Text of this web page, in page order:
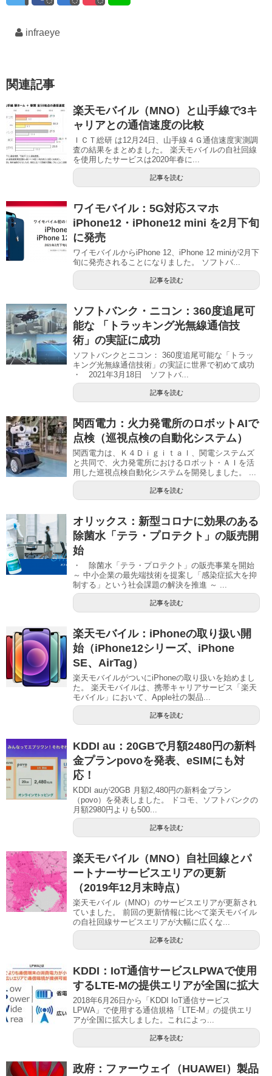
infraeye
関連記事
楽天モバイル（MNO）と山手線で3キ
ャリアとの通信速度の比較
ＩＣＴ総研 は12月24日、山手線４Ｇ通信速度実測調
査の結果をまとめました。 楽天モバイルの自社回線
を使用したサービスは2020年春に...
記事を読む
ワイモバイル：5G対応スマホ
iPhone12・iPhone12 mini を2月下旬
に発売
ワイモバイルからiPhone 12、iPhone 12 miniが2月下
旬に発売されることになりました。 ソフトバ...
記事を読む
ソフトバンク・ニコン：360度追尾可
能な 「トラッキング光無線通信技
術」の実証に成功
ソフトバンクとニコン： 360度追尾可能な「トラッ
キング光無線通信技術」の実証に世界で初めて成功
・ 2021年3月18日 ソフトバ...
記事を読む
関西電力：火力発電所のロボットAIで
点検（巡視点検の自動化システム）
関西電力は、Ｋ４Ｄｉｇｉｔａｌ、関電システムズ
と共同で、火力発電所におけるロボット・ＡＩを活
用した巡視点検自動化システムを開発しました。 ...
記事を読む
オリックス：新型コロナに効果のある
除菌水「テラ・プロテクト」の販売開
始
・ 除菌水「テラ・プロテクト」の販売事業を開始
～ 中小企業の最先端技術を提案し「感染症拡大を抑
制する」という社会課題の解決を推進 ～ ...
記事を読む
楽天モバイル：iPhoneの取り扱い開
始（iPhone12シリーズ、iPhone
SE、AirTag）
楽天モバイルがついにiPhoneの取り扱いを始めまし
た。 楽天モバイルは、携帯キャリアサービス「楽天
モバイル」において、Apple社の製品...
記事を読む
KDDI au：20GBで月額2480円の新料
金プランpovoを発表、eSIMにも対
応！
KDDI auが20GB 月額2,480円の新料金プラン
（povo）を発表しました。 ドコモ、ソフトバンクの
月額2980円よりも500...
記事を読む
楽天モバイル（MNO）自社回線とパ
ートナーサービスエリアの更新
（2019年12月末時点）
楽天モバイル（MNO）のサービスエリアが更新され
ていました。 前回の更新情報に比べて楽天モバイル
の自社回線サービスエリアが大幅に広くな...
記事を読む
KDDI：IoT通信サービスLPWAで使用
するLTE-Mの提供エリアが全国に拡大
2018年6月26日から「KDDI IoT通信サービス
LPWA」で使用する通信規格「LTE-M」の提供エリ
アが全国に拡大しました。これによっ...
記事を読む
政府：ファーウェイ（HUAWEI）製品